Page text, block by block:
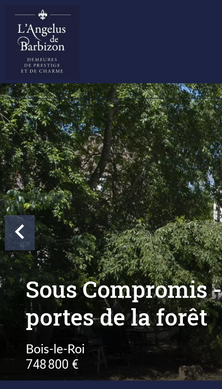
Sous
portes de la forêt
Bois-le-Roi
748 800 €